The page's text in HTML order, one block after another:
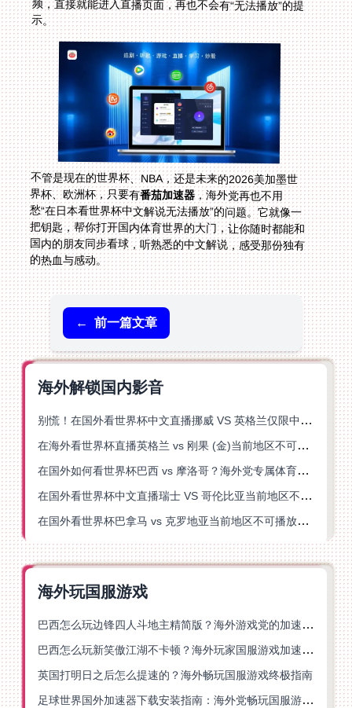
示。
不管是现在的世界杯、NBA，还是未来的2026美加墨世
界杯、欧洲杯，只要有番茄加速器，海外党再也不用
愁“在日本看世界杯中文解说无法播放”的问题。它就像一
把钥匙，帮你打开国内体育世界的大门，让你随时都能和
国内的朋友同步看球，听熟悉的中文解说，感受那份独有
的热血与感动。
← 前一篇文章
海外解锁国内影音
别慌！在国外看世界杯中文直播挪威 VS 英格兰仅限中国大陆？这篇指南帮你搞定
在海外看世界杯直播英格兰 vs 刚果 (金)当前地区不可播放？这篇指南帮你突破所有限制
在国外如何看世界杯巴西 vs 摩洛哥？海外党专属体育观赛指南来了
在国外看世界杯中文直播瑞士 VS 哥伦比亚当前地区不可播放？这篇指南帮你搞定
在国外看世界杯巴拿马 vs 克罗地亚当前地区不可播放？这篇指南帮你轻松解决海外体育直播难题
海外玩国服游戏
巴西怎么玩边锋四人斗地主精简版？海外游戏党的加速器终极选择
巴西怎么玩新笑傲江湖不卡顿？海外玩家国服游戏加速终极指南（附猫和老鼠一梦江湖实测）
英国打明日之后怎么提速的？海外畅玩国服游戏终极指南
足球世界国外加速器下载安装指南：海外党畅玩国服游戏的终极解决方案